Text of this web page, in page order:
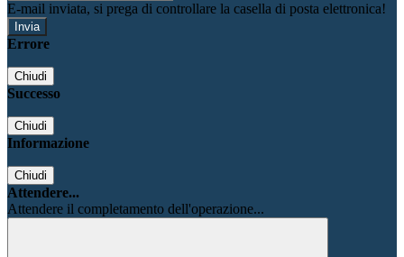
E-mail inviata, si prega di controllare la casella di posta elettronica!
Errore
Chiudi
Successo
Chiudi
Informazione
Chiudi
Attendere...
Attendere il completamento dell'operazione...